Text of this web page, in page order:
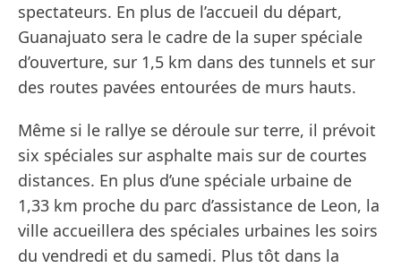
spectateurs. En plus de l’accueil du départ,
Guanajuato sera le cadre de la super spéciale
d’ouverture, sur 1,5 km dans des tunnels et sur
des routes pavées entourées de murs hauts.
Même si le rallye se déroule sur terre, il prévoit
six spéciales sur asphalte mais sur de courtes
distances. En plus d’une spéciale urbaine de
1,33 km proche du parc d’assistance de Leon, la
ville accueillera des spéciales urbaines les soirs
du vendredi et du samedi. Plus tôt dans la